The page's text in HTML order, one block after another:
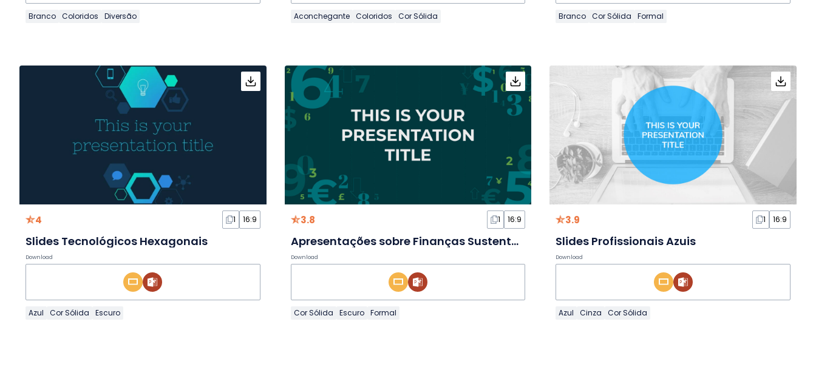
Branco Coloridos Diversão Aconchegante Coloridos Cor Sólida Branco Cor Sólida Formal
4 1 16:9
Slides Tecnológicos Hexagonais
Download
Azul Cor Sólida Escuro
3.8 1 16:9
Apresentações sobre Finanças Sustentáveis
Download
Cor Sólida Escuro Formal
3.9 1 16:9
Slides Profissionais Azuis
Download
Azul Cinza Cor Sólida